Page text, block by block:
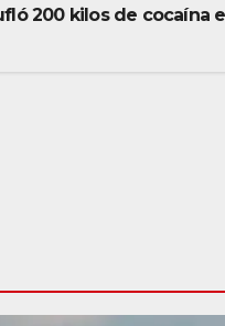
200 kilos de cocaína